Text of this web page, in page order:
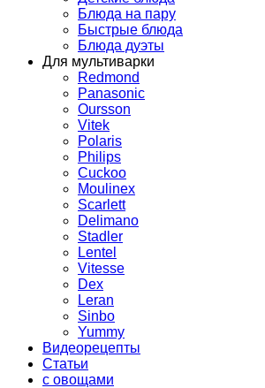
Блюда на пару
Быстрые блюда
Блюда дуэты
Для мультиварки
Redmond
Panasonic
Oursson
Vitek
Polaris
Philips
Cuckoo
Moulinex
Scarlett
Delimano
Stadler
Lentel
Vitesse
Dex
Leran
Sinbo
Yummy
Видеорецепты
Статьи
с овощами